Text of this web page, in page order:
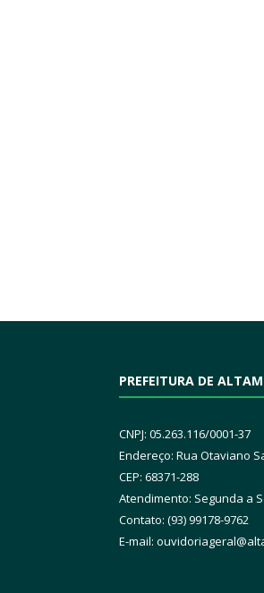
PREFEITURA DE
CNPJ: 05.263.116/0001-37
Endereço: Rua Otaviano
CEP: 68371-288
Atendimento: Segunda a
Contato: (93) 99178-9762
E-mail: